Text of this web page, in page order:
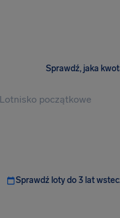
Sprawdź, jaka
Sprawdź loty do 3 lat